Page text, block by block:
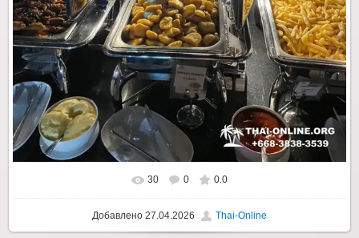
30 0 0.0
Добавлено 27.04.2026 Thai-Online